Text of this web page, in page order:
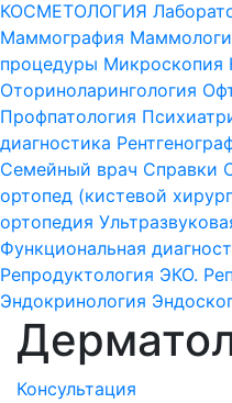
КОСМЕТОЛОГИЯ
Маммография
процедуры Микроскопия
Оториноларингология
Профпатология
диагностика
Семейный врач Справки
ортопед (кистевой
ортопедия
Функциональная
Репродуктология ЭКО.
Эндокринология
Консультация